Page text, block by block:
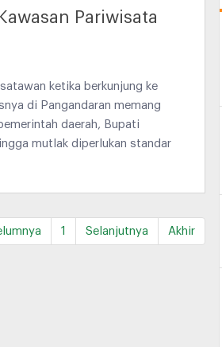
Pariwisata
ketika berkunjung ke
di Pangandaran memang
daerah, Bupati
mutlak diperlukan standar
1 Selanjutnya Akhir